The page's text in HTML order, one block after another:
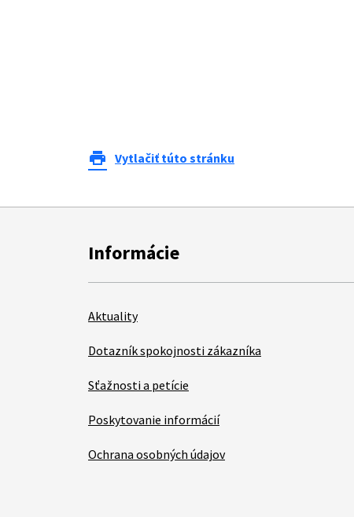
print Vytlačiť túto stránku
Informácie
Aktuality
Dotazník spokojnosti zákazníka
Sťažnosti a petície
Poskytovanie informácií
Ochrana osobných údajov